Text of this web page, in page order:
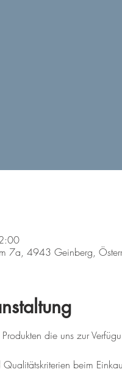
7a, 4943 Geinberg,
die uns zur
beim